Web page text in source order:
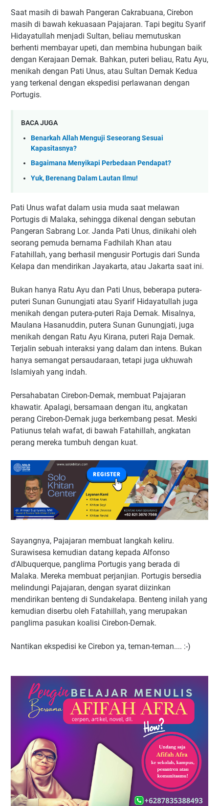
Saat masih di bawah Pangeran Cakrabuana, Cirebon
masih di bawah kekuasaan Pajajaran. Tapi begitu Syarif
Hidayatullah menjadi Sultan, beliau memutuskan
berhenti membayar upeti, dan membina hubungan baik
dengan Kerajaan Demak. Bahkan, puteri beliau, Ratu Ayu,
menikah dengan Pati Unus, atau Sultan Demak Kedua
yang terkenal dengan ekspedisi perlawanan dengan
Portugis.
BACA JUGA
Benarkah Allah Menguji Seseorang Sesuai
Kapasitasnya?
Bagaimana Menyikapi Perbedaan Pendapat?
Yuk, Berenang Dalam Lautan Ilmu!
Pati Unus wafat dalam usia muda saat melawan
Portugis di Malaka, sehingga dikenal dengan sebutan
Pangeran Sabrang Lor. Janda Pati Unus, dinikahi oleh
seorang pemuda bernama Fadhilah Khan atau
Fatahillah, yang berhasil mengusir Portugis dari Sunda
Kelapa dan mendirikan Jayakarta, atau Jakarta saat ini.
Bukan hanya Ratu Ayu dan Pati Unus, beberapa putera-
puteri Sunan Gunungjati atau Syarif Hidayatullah juga
menikah dengan putera-puteri Raja Demak. Misalnya,
Maulana Hasanuddin, putera Sunan Gunungjati, juga
menikah dengan Ratu Ayu Kirana, puteri Raja Demak.
Terjalin sebuah interaksi yang dalam dan intens. Bukan
hanya semangat persaudaraan, tetapi juga ukhuwah
Islamiyah yang indah.
Persahabatan Cirebon-Demak, membuat Pajajaran
khawatir. Apalagi, bersamaan dengan itu, angkatan
perang Cirebon-Demak juga berkembang pesat. Meski
Patiunus telah wafat, di bawah Fatahillah, angkatan
perang mereka tumbuh dengan kuat.
Sayangnya, Pajajaran membuat langkah keliru.
Surawisesa kemudian datang kepada Alfonso
d'Albuquerque, panglima Portugis yang berada di
Malaka. Mereka membuat perjanjian. Portugis bersedia
melindungi Pajajaran, dengan syarat diizinkan
mendirikan benteng di Sundakelapa. Benteng inilah yang
kemudian diserbu oleh Fatahillah, yang merupakan
panglima pasukan koalisi Cirebon-Demak.
Nantikan ekspedisi ke Cirebon ya, teman-teman.... :-)